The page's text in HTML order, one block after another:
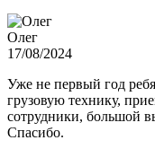
Олег
17/08/2024
Уже не первый год
грузовую технику,
сотрудники, большой
Спасибо.